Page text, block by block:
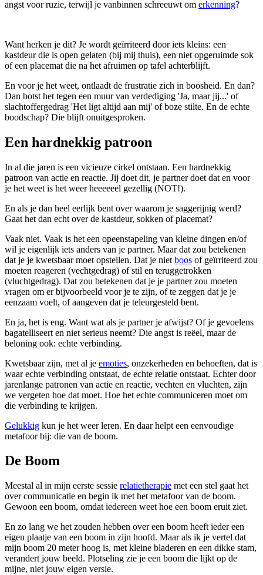
angst voor ruzie, terwijl je vanbinnen schreeuwt om erkenning?
Want herken je dit? Je wordt geïrriteerd door iets kleins: een
kastdeur die is open gelaten (bij mij thuis), een niet opgeruimde sok
of een placemat die na het afruimen op tafel achterblijft.
En voor je het weet, ontlaadt de frustratie zich in boosheid. En dan?
Dan botst het tegen een muur van verdediging 'Ja, maar jij...' of
slachtoffergedrag 'Het ligt altijd aan mij' of boze stilte. En de echte
boodschap? Die blijft onuitgesproken.
Een hardnekkig patroon
In al die jaren is een vicieuze cirkel ontstaan. Een hardnekkig
patroon van actie en reactie. Jij doet dit, je partner doet dat en voor
je het weet is het weer heeeeeel gezellig (NOT!).
En als je dan heel eerlijk bent over waarom je saggerijnig werd?
Gaat het dan echt over de kastdeur, sokken of placemat?
Vaak niet. Vaak is het een opeenstapeling van kleine dingen en/of
wil je eigenlijk iets anders van je partner. Maar dat zou betekenen
dat je je kwetsbaar moet opstellen. Dat je niet boos of geïrriteerd zou
moeten reageren (vechtgedrag) of stil en teruggetrokken
(vluchtgedrag). Dat zou betekenen dat je je partner zou moeten
vragen om er bijvoorbeeld voor je te zijn, of te zeggen dat je je
eenzaam voelt, of aangeven dat je teleurgesteld bent.
En ja, het is eng. Want wat als je partner je afwijst? Of je gevoelens
bagatelliseert en niet serieus neemt? Die angst is reëel, maar de
beloning ook: echte verbinding.
Kwetsbaar zijn, met al je emoties, onzekerheden en behoeften, dat is
waar echte verbinding ontstaat, de echte relatie ontstaat. Echter door
jarenlange patronen van actie en reactie, vechten en vluchten, zijn
we vergeten hoe dat moet. Hoe het echte communiceren moet om
die verbinding te krijgen.
Gelukkig kun je het weer leren. En daar helpt een eenvoudige
metafoor bij: die van de boom.
De Boom
Meestal al in mijn eerste sessie relatietherapie met een stel gaat het
over communicatie en begin ik met het metafoor van de boom.
Gewoon een boom, omdat iedereen weet hoe een boom eruit ziet.
En zo lang we het zouden hebben over een boom heeft ieder een
eigen plaatje van een boom in zijn hoofd. Maar als ik je vertel dat
mijn boom 20 meter hoog is, met kleine bladeren en een dikke stam,
verandert jouw beeld. Plotseling zie je een boom die lijkt op de
mijne, niet jouw eigen versie.